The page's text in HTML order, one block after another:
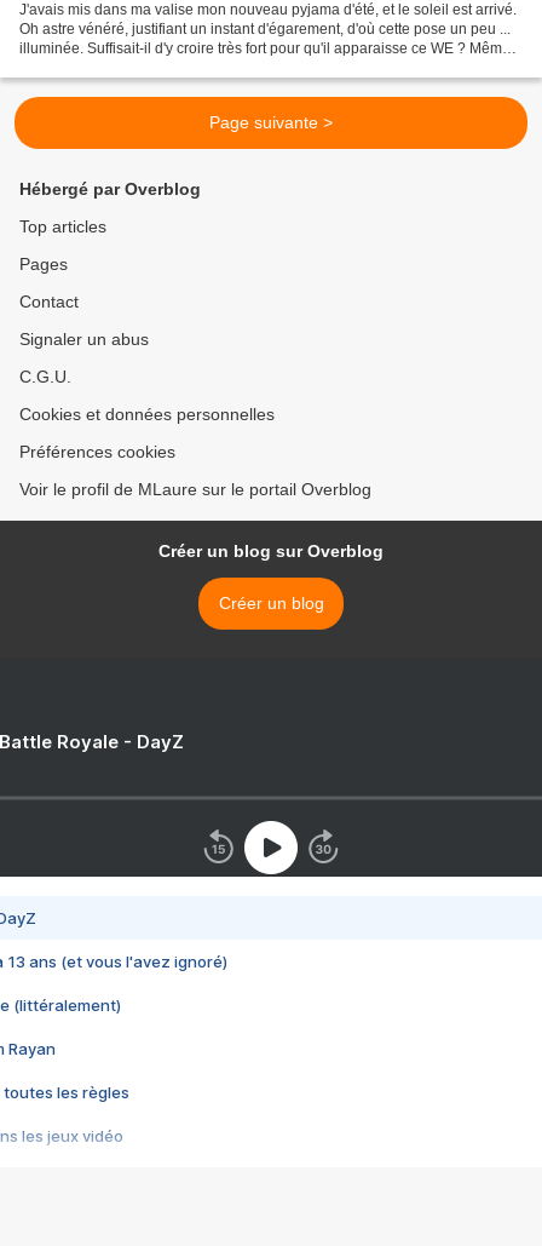
J'avais mis dans ma valise mon nouveau pyjama d'été, et le soleil est arrivé.
Oh astre vénéré, justifiant un instant d'égarement, d'où cette pose un peu ...
illuminée. Suffisait-il d'y croire très fort pour qu'il apparaisse ce WE ? Même
Page suivante >
Hébergé par Overblog
Top articles
Pages
Contact
Signaler un abus
C.G.U.
Cookies et données personnelles
Préférences cookies
Voir le profil de MLaure sur le portail Overblog
Créer un blog sur Overblog
Créer un blog
Royale - DayZ
13 ans (et vous l'avez ignoré)
(littéralement)
Rayan
toutes les règles
les jeux vidéo